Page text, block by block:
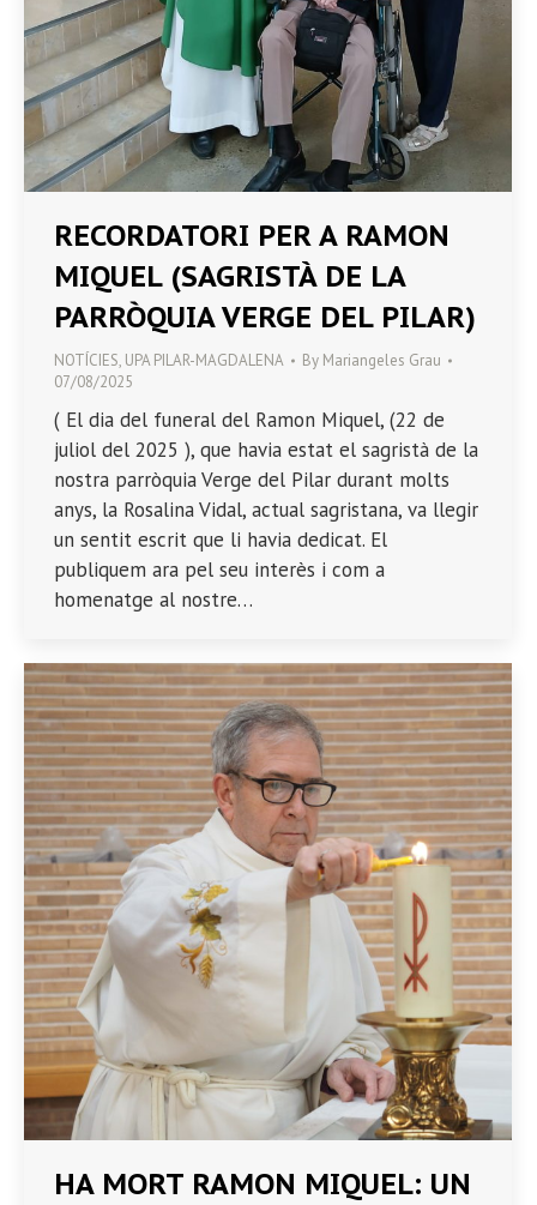
RECORDATORI PER A RAMON
MIQUEL (SAGRISTÀ DE LA
PARRÒQUIA VERGE DEL PILAR)
NOTÍCIES, UPA PILAR-MAGDALENA By Mariangeles Grau
07/08/2025
( El dia del funeral del Ramon Miquel, (22 de
juliol del 2025 ), que havia estat el sagristà de la
nostra parròquia Verge del Pilar durant molts
anys, la Rosalina Vidal, actual sagristana, va llegir
un sentit escrit que li havia dedicat. El
publiquem ara pel seu interès i com a
homenatge al nostre…
HA MORT RAMON MIQUEL: UN